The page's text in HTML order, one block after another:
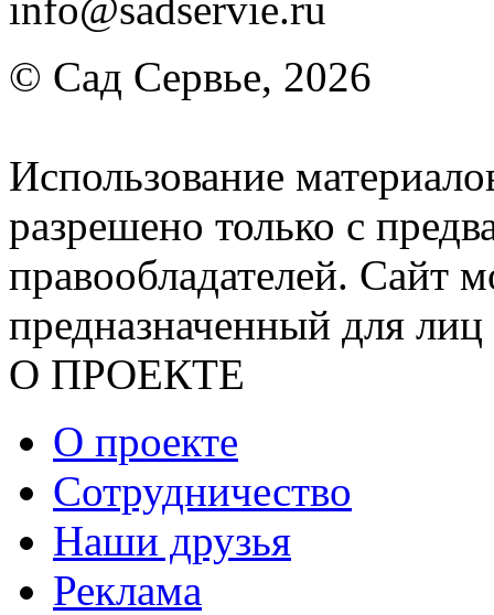
© Сад Сервье, 2026
Использование
разрешено только с
правообладателей. Сайт
предназначенный для
О ПРОЕКТЕ
О проекте
Сотрудничество
Наши друзья
Реклама